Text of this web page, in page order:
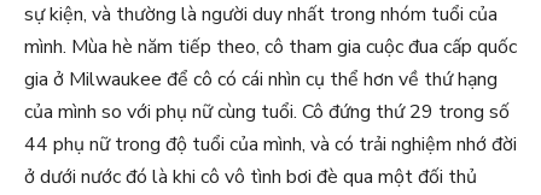
sự kiện, và thường là người duy nhất trong nhóm tuổi của
mình. Mùa hè năm tiếp theo, cô tham gia cuộc đua cấp quốc
gia ở Milwaukee để cô có cái nhìn cụ thể hơn về thứ hạng
của mình so với phụ nữ cùng tuổi. Cô đứng thứ 29 trong số
44 phụ nữ trong độ tuổi của mình, và có trải nghiệm nhớ đời
ở dưới nước đó là khi cô vô tình bơi đè qua một đối thủ